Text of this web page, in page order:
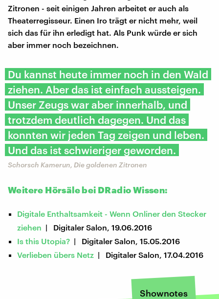
Zitronen - seit einigen Jahren arbeitet er auch als
Theaterregisseur. Einen Iro trägt er nicht mehr, weil
sich das für ihn erledigt hat. Als Punk würde er sich
aber immer noch bezeichnen.
Du kannst heute immer noch in den Wald
ziehen. Aber das ist einfach aussteigen.
Unser Zeugs war aber innerhalb, und
trotzdem deutlich dagegen. Und das
konnten wir jeden Tag zeigen und leben.
Und das ist schwieriger geworden.
Schorsch Kamerun, Die goldenen Zitronen
Weitere Hörsäle bei DRadio Wissen:
Digitale Enthaltsamkeit - Wenn Onliner den Stecker
ziehen | Digitaler Salon, 19.06.2016
Is this Utopia? | Digitaler Salon, 15.05.2016
Verlieben übers Netz | Digitaler Salon, 17.04.2016
Shownotes